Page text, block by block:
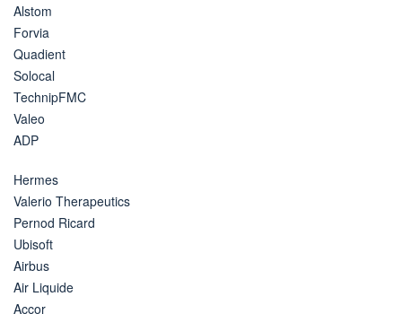
Alstom
Forvia
Quadient
Solocal
TechnipFMC
Valeo
ADP
Hermes
Valerio Therapeutics
Pernod Ricard
Ubisoft
Airbus
Air Liquide
Accor